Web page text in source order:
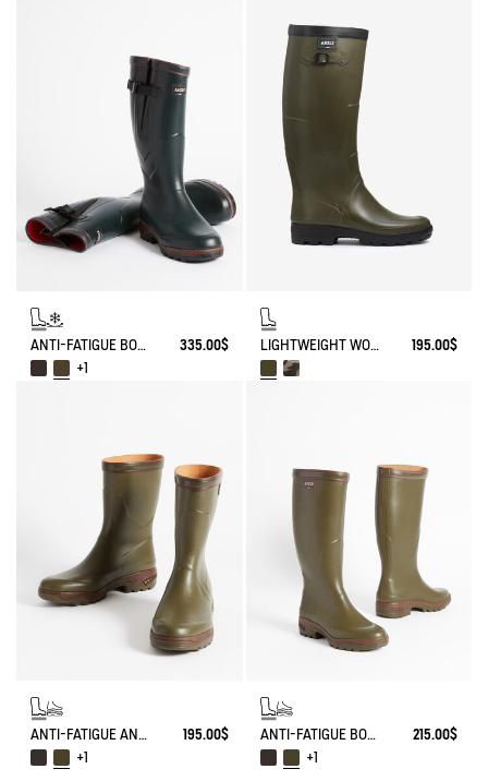
ANTI-FATIGUE BOOT PARCOURS 2.0 ADJUSTABLE NEOPRENE-LINED
335.00$
+1
LIGHTWEIGHT WORK BOOT BENYL FOR WIDE CALVES 195.00$
ANTI-FATIGUE ANKLE BOOT PARCOURS 2.0
195.00$
+1
ANTI-FATIGUE BOOT PARCOURS 2.0
215.00$
+1